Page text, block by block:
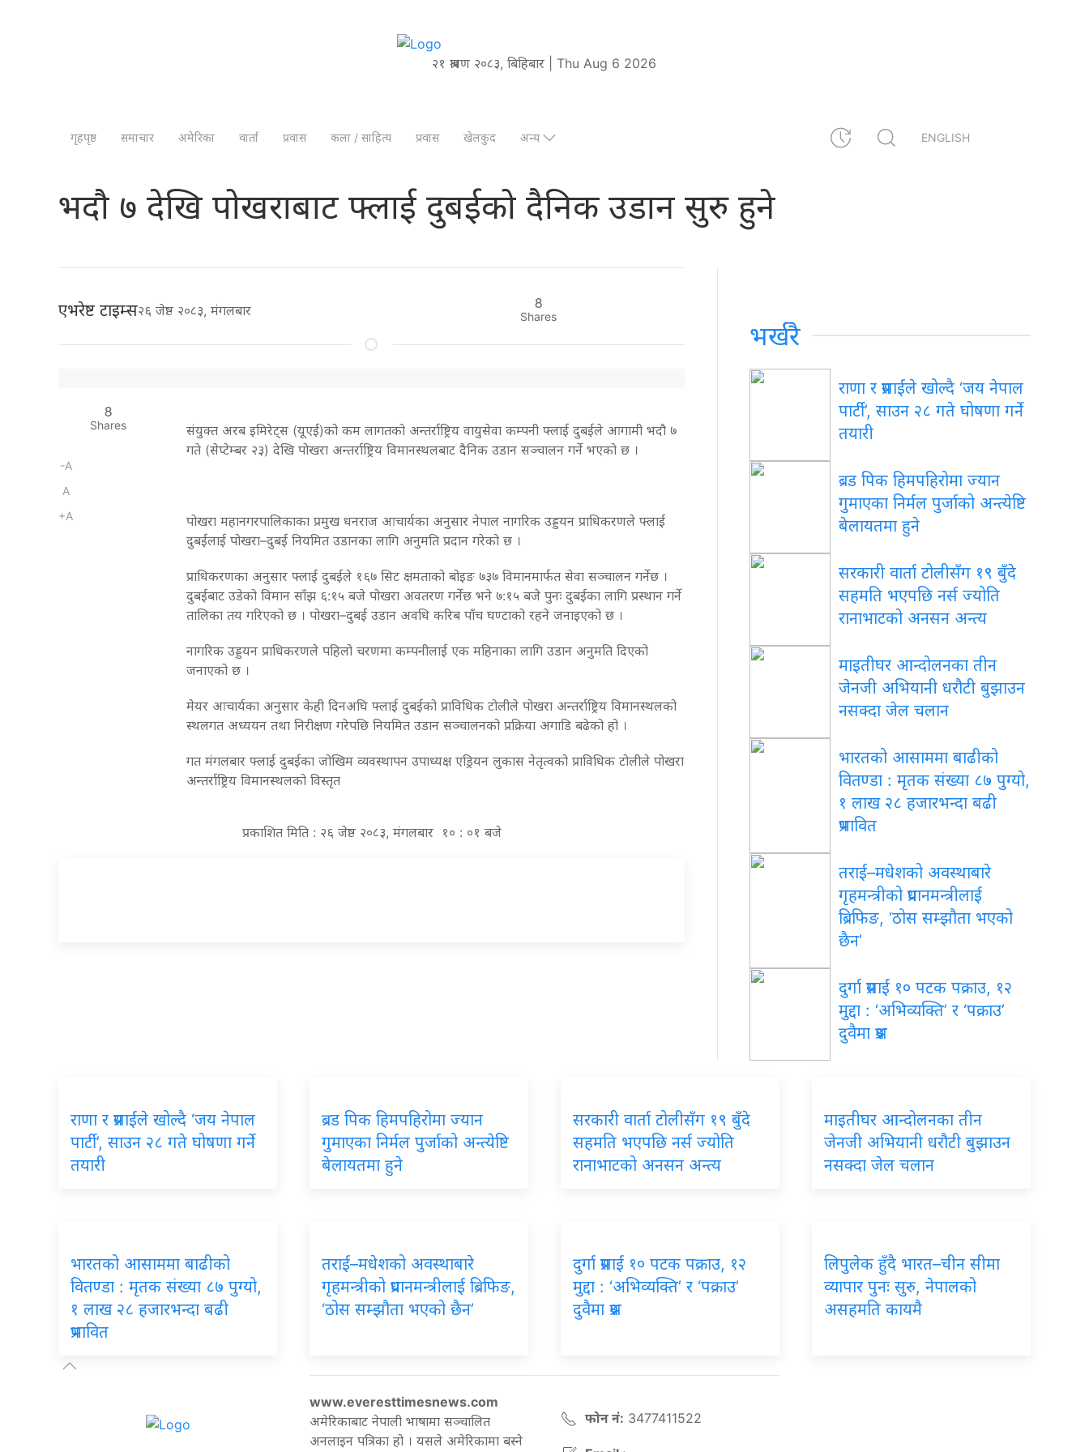
२१ श्रावण २०८३, बिहिबार | Thu Aug 6 2026
गृहपृष्ठ समाचार अमेरिका वार्ता प्रवास कला / साहित्य प्रवास खेलकुद अन्य ENGLISH
भदौ ७ देखि पोखराबाट फ्लाई दुबईको दैनिक उडान सुरु हुने
एभरेष्ट टाइम्स२६ जेष्ठ २०८३, मंगलबार 8
Shares
8
Shares
-A
A
+A
संयुक्त अरब इमिरेट्स (यूएई)को कम लागतको अन्तर्राष्ट्रिय वायुसेवा कम्पनी फ्लाई दुबईले आगामी भदौ ७
गते (सेप्टेम्बर २३) देखि पोखरा अन्तर्राष्ट्रिय विमानस्थलबाट दैनिक उडान सञ्चालन गर्ने भएको छ ।
पोखरा महानगरपालिकाका प्रमुख धनराज आचार्यका अनुसार नेपाल नागरिक उड्डयन प्राधिकरणले फ्लाई
दुबईलाई पोखरा–दुबई नियमित उडानका लागि अनुमति प्रदान गरेको छ ।
प्राधिकरणका अनुसार फ्लाई दुबईले १६७ सिट क्षमताको बोइङ ७३७ विमानमार्फत सेवा सञ्चालन गर्नेछ ।
दुबईबाट उडेको विमान साँझ ६:१५ बजे पोखरा अवतरण गर्नेछ भने ७:१५ बजे पुनः दुबईका लागि प्रस्थान गर्ने
तालिका तय गरिएको छ । पोखरा–दुबई उडान अवधि करिब पाँच घण्टाको रहने जनाइएको छ ।
नागरिक उड्डयन प्राधिकरणले पहिलो चरणमा कम्पनीलाई एक महिनाका लागि उडान अनुमति दिएको
जनाएको छ ।
मेयर आचार्यका अनुसार केही दिनअघि फ्लाई दुबईको प्राविधिक टोलीले पोखरा अन्तर्राष्ट्रिय विमानस्थलको
स्थलगत अध्ययन तथा निरीक्षण गरेपछि नियमित उडान सञ्चालनको प्रक्रिया अगाडि बढेको हो ।
गत मंगलबार फ्लाई दुबईका जोखिम व्यवस्थापन उपाध्यक्ष एड्रियन लुकास नेतृत्वको प्राविधिक टोलीले पोखरा
अन्तर्राष्ट्रिय विमानस्थलको विस्तृत
प्रकाशित मिति : २६ जेष्ठ २०८३, मंगलबार १० : ०१ बजे
भर्खरै
राणा र प्रसाईंले खोल्दै ‘जय नेपाल
पार्टी’, साउन २८ गते घोषणा गर्ने
तयारी
ब्रड पिक हिमपहिरोमा ज्यान
गुमाएका निर्मल पुर्जाको अन्त्येष्टि
बेलायतमा हुने
सरकारी वार्ता टोलीसँग १९ बुँदे
सहमति भएपछि नर्स ज्योति
रानाभाटको अनसन अन्त्य
माइतीघर आन्दोलनका तीन
जेनजी अभियानी धरौटी बुझाउन
नसक्दा जेल चलान
भारतको आसाममा बाढीको
वितण्डा : मृतक संख्या ८७ पुग्यो,
१ लाख २८ हजारभन्दा बढी
प्रभावित
तराई–मधेशको अवस्थाबारे
गृहमन्त्रीको प्रधानमन्त्रीलाई
ब्रिफिङ, ‘ठोस सम्झौता भएको
छैन’
दुर्गा प्रसाईं १० पटक पक्राउ, १२
मुद्दा : ‘अभिव्यक्ति’ र ‘पक्राउ’
दुवैमा प्रश्न
राणा र प्रसाईंले खोल्दै ‘जय नेपाल
पार्टी’, साउन २८ गते घोषणा गर्ने
तयारी
ब्रड पिक हिमपहिरोमा ज्यान
गुमाएका निर्मल पुर्जाको अन्त्येष्टि
बेलायतमा हुने
सरकारी वार्ता टोलीसँग १९ बुँदे
सहमति भएपछि नर्स ज्योति
रानाभाटको अनसन अन्त्य
माइतीघर आन्दोलनका तीन
जेनजी अभियानी धरौटी बुझाउन
नसक्दा जेल चलान
भारतको आसाममा बाढीको
वितण्डा : मृतक संख्या ८७ पुग्यो,
१ लाख २८ हजारभन्दा बढी
प्रभावित
तराई–मधेशको अवस्थाबारे
गृहमन्त्रीको प्रधानमन्त्रीलाई ब्रिफिङ,
‘ठोस सम्झौता भएको छैन’
दुर्गा प्रसाईं १० पटक पक्राउ, १२
मुद्दा : ‘अभिव्यक्ति’ र ‘पक्राउ’
दुवैमा प्रश्न
लिपुलेक हुँदै भारत–चीन सीमा
व्यापार पुनः सुरु, नेपालको
असहमति कायमै
www.everesttimesnews.com
अमेरिकाबाट नेपाली भाषामा सञ्चालित
अनलाइन पत्रिका हो । यसले अमेरिकामा बस्ने
फोन नं: 3477411522